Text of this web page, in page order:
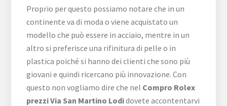
Proprio per questo possiamo notare che in un
continente va di moda o viene acquistato un
modello che può essere in acciaio, mentre in un
altro si preferisce una rifinitura di pelle o in
plastica poiché si hanno dei clienti che sono più
giovani e quindi ricercano più innovazione. Con
questo non vogliamo dire che nel Compro Rolex
prezzi Via San Martino Lodidovete accontentarvi